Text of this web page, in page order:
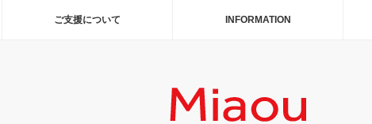
ご支援について INFORMATION